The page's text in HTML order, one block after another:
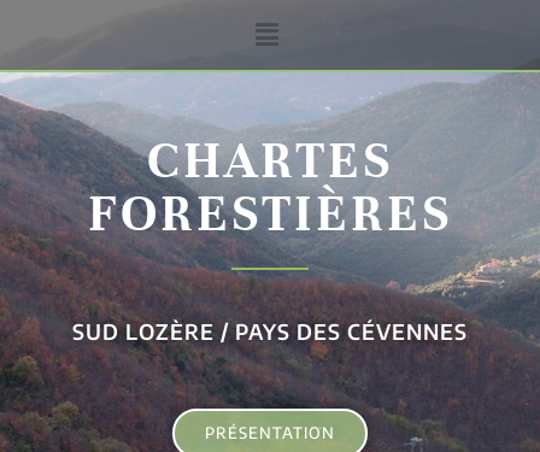
CHARTES
FORESTIÈRES
SUD LOZÈRE / PAYS DES CÉVENNES
PRÉSENTATION